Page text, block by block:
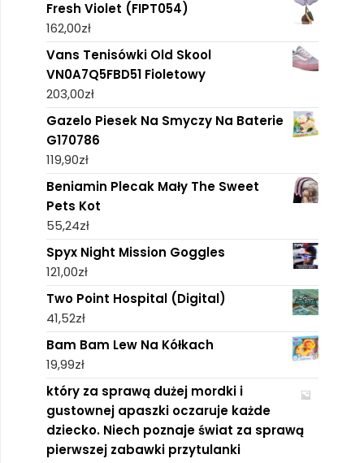
Fresh Violet (FIPT054)
162,00zł
Vans Tenisówki Old Skool
VN0A7Q5FBD51 Fioletowy
203,00zł
Gazelo Piesek Na Smyczy Na Baterie
G170786
119,90zł
Beniamin Plecak Mały The Sweet
Pets Kot
55,24zł
Spyx Night Mission Goggles
121,00zł
Two Point Hospital (Digital)
41,52zł
Bam Bam Lew Na Kółkach
19,99zł
który za sprawą dużej mordki i
gustownej apaszki oczaruje każde
dziecko. Niech poznaje świat za sprawą
pierwszej zabawki przytulanki